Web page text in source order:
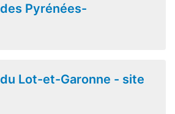
Pyrénées-
Lot-et-Garonne - site